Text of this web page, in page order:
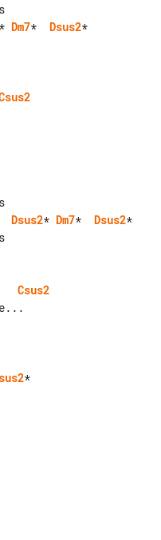
* Dm7* Dsus2*
Dsus2* Dm7* Dsus2*
Csus2
*